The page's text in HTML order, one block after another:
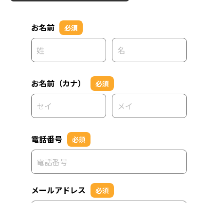
お名前 必須
お名前（カナ） 必須
電話番号 必須
メールアドレス 必須